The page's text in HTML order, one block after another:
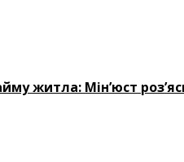
житла: Мін’юст